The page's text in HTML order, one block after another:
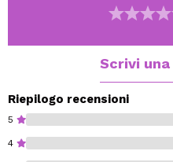
in crema opaco Sultry
crema opaco Stripped.
Blush in crema opaco
Perché lo adorerai:
Formula opaca o lucida.
Formule leggere e
Scrivi
Riepilogo recensioni
5
4